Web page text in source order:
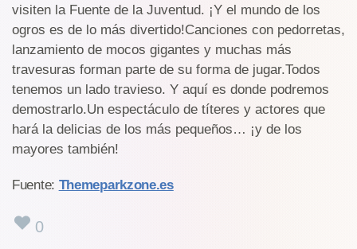
visiten la Fuente de la Juventud. ¡Y el mundo de los
ogros es de lo más divertido!Canciones con pedorretas,
lanzamiento de mocos gigantes y muchas más
travesuras forman parte de su forma de jugar.Todos
tenemos un lado travieso. Y aquí es donde podremos
demostrarlo.Un espectáculo de títeres y actores que
hará la delicias de los más pequeños… ¡y de los
mayores también!
Fuente: Themeparkzone.es
0